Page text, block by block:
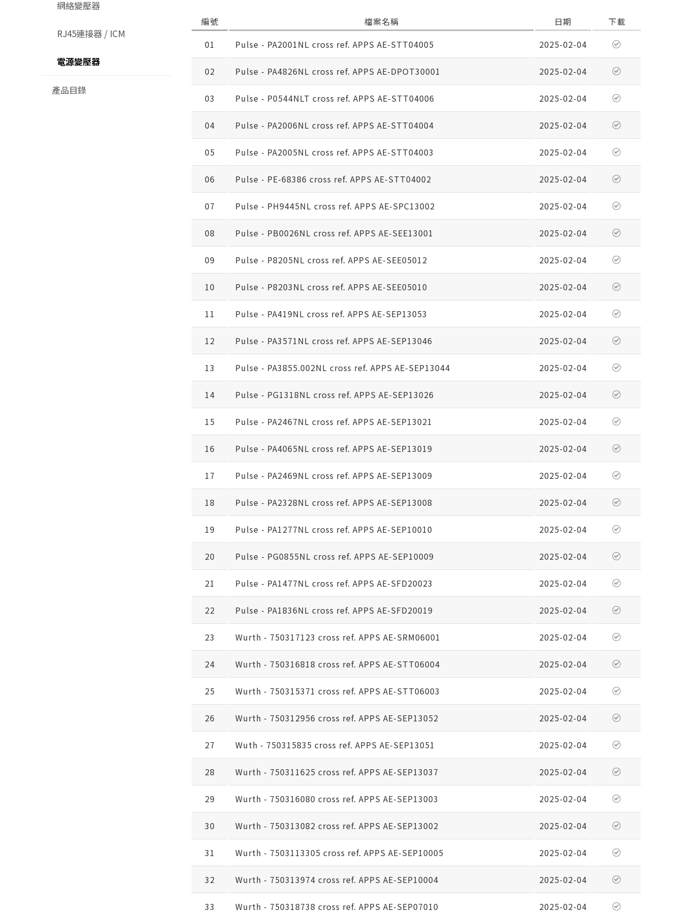
網絡變壓器
RJ45連接器 / ICM
電源變壓器
產品目錄
編號 檔案名稱 日期
下載
01
Pulse - PA2001NL cross ref. APPS AE-STT04005 2025-02-04
02 Pulse - PA4826NL cross ref. APPS AE-DPOT30001 2025-02-04
03 Pulse - P0544NLT cross ref. APPS AE-STT04006 2025-02-04
04 Pulse - PA2006NL cross ref. APPS AE-STT04004 2025-02-04
05 Pulse - PA2005NL cross ref. APPS AE-STT04003 2025-02-04
06 Pulse - PE-68386 cross ref. APPS AE-STT04002 2025-02-04
07 Pulse - PH9445NL cross ref. APPS AE-SPC13002 2025-02-04
08 Pulse - PB0026NL cross ref. APPS AE-SEE13001 2025-02-04
09 Pulse - P8205NL cross ref. APPS AE-SEE05012 2025-02-04
10 Pulse - P8203NL cross ref. APPS AE-SEE05010 2025-02-04
11 Pulse - PA419NL cross ref. APPS AE-SEP13053 2025-02-04
12 Pulse - PA3571NL cross ref. APPS AE-SEP13046 2025-02-04
13 Pulse - PA3855.002NL cross ref. APPS AE-SEP13044 2025-02-04
14 Pulse - PG1318NL cross ref. APPS AE-SEP13026 2025-02-04
15 Pulse - PA2467NL cross ref. APPS AE-SEP13021 2025-02-04
16 Pulse - PA4065NL cross ref. APPS AE-SEP13019 2025-02-04
17 Pulse - PA2469NL cross ref. APPS AE-SEP13009 2025-02-04
18 Pulse - PA2328NL cross ref. APPS AE-SEP13008 2025-02-04
19 Pulse - PA1277NL cross ref. APPS AE-SEP10010 2025-02-04
20 Pulse - PG0855NL cross ref. APPS AE-SEP10009 2025-02-04
21 Pulse - PA1477NL cross ref. APPS AE-SFD20023 2025-02-04
22 Pulse - PA1836NL cross ref. APPS AE-SFD20019 2025-02-04
23 Wurth - 750317123 cross ref. APPS AE-SRM06001 2025-02-04
24 Wurth - 750316818 cross ref. APPS AE-STT06004 2025-02-04
25 Wurth - 750315371 cross ref. APPS AE-STT06003 2025-02-04
26 Wurth - 750312956 cross ref. APPS AE-SEP13052 2025-02-04
27 Wuth - 750315835 cross ref. APPS AE-SEP13051 2025-02-04
28 Wurth - 750311625 cross ref. APPS AE-SEP13037 2025-02-04
29 Wurth - 750316080 cross ref. APPS AE-SEP13003 2025-02-04
30 Wurth - 750313082 cross ref. APPS AE-SEP13002 2025-02-04
31 Wurth - 7503113305 cross ref. APPS AE-SEP10005 2025-02-04
32 Wurth - 750313974 cross ref. APPS AE-SEP10004 2025-02-04
33 Wurth - 750318738 cross ref. APPS AE-SEP07010 2025-02-04